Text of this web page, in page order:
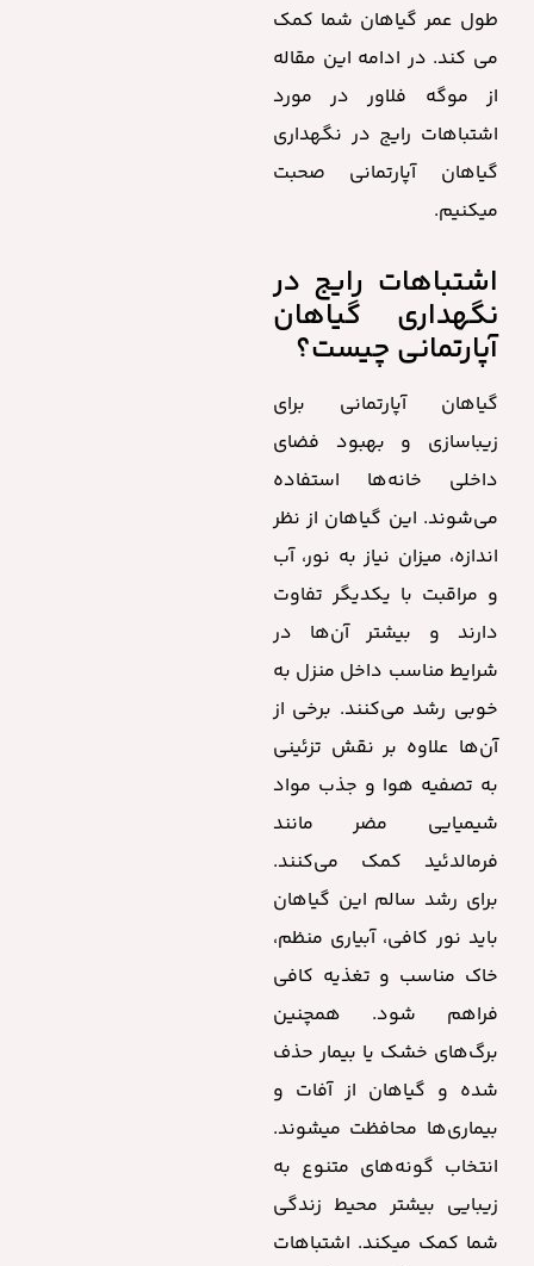
طول عمر گیاهان شما کمک
می کند. در ادامه این مقاله
از موگه فلاور در مورد
اشتباهات رایج در نگهداری
گیاهان آپارتمانی صحبت
میکنیم.
اشتباهات رایج در
نگهداری گیاهان
آپارتمانی چیست؟
گیاهان آپارتمانی برای
زیباسازی و بهبود فضای
داخلی خانه‌ها استفاده
می‌شوند. این گیاهان از نظر
اندازه، میزان نیاز به نور، آب
و مراقبت با یکدیگر تفاوت
دارند و بیشتر آن‌ها در
شرایط مناسب داخل منزل به
خوبی رشد می‌کنند. برخی از
آن‌ها علاوه بر نقش تزئینی
به تصفیه هوا و جذب مواد
شیمیایی مضر مانند
فرمالدئید کمک می‌کنند.
برای رشد سالم این گیاهان
باید نور کافی، آبیاری منظم،
خاک مناسب و تغذیه کافی
فراهم شود. همچنین
برگ‌های خشک یا بیمار حذف
شده و گیاهان از آفات و
بیماری‌ها محافظت میشوند.
انتخاب گونه‌های متنوع به
زیبایی بیشتر محیط زندگی
شما کمک میکند. اشتباهات